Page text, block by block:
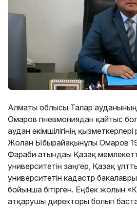
Алматы облысы Талғар ауданының
Омаров пневмониядан қайтыс
аудан әкімшілігінің
Жолан Ыбырайақынұлы Омаров
Фараби атындағы Қазақ
университетін заңгер, Қазақ
университетін кадастр
бойынша бітірген. Еңбек
атқарушы директоры болып